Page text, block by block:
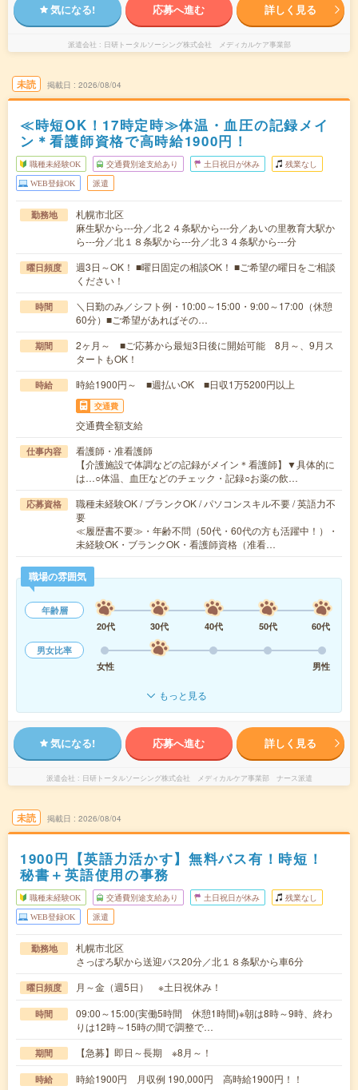
気になる! 応募へ進む 詳しく見る
派遣会社 日研トータルソーシング株式会社 メディカルケア事業部
未読 掲載日 2026/08/04
≪時短OK！17時定時≫体温・血圧の記録メイ
ン＊看護師資格で高時給1900円！
職種未経験OK 交通費別途支給あり 土日祝日が休み 残業なし
WEB登録OK 派遣
勤務地
札幌市北区
麻生駅から---分／北２４条駅から---分／あいの里教育大駅か
ら---分／北１８条駅から---分／北３４条駅から---分
曜日頻度
週3日～OK！ ■曜日固定の相談OK！ ■ご希望の曜日をご相談
ください！
時間
＼日勤のみ／シフト例・10:00～15:00・9:00～17:00（休憩
60分）■ご希望があればその…
期間
2ヶ月～ ■ご応募から最短3日後に開始可能 8月～、9月ス
タートもOK！
時給 時給1900円～ ■週払いOK ■日収1万5200円以上
交通費
交通費全額支給
仕事内容
看護師・准看護師
【介護施設で体調などの記録がメイン＊看護師】▼具体的に
は…○体温、血圧などのチェック・記録○お薬の飲…
応募資格
職種未経験OK / ブランクOK / パソコンスキル不要 / 英語力不
要
≪履歴書不要≫・年齢不問（50代・60代の方も活躍中！）・
未経験OK・ブランクOK・看護師資格（准看…
職場の雰囲気
年齢層
20代
30代 40代 50代
60代
男女比率
女性
男性
もっと見る
気になる! 応募へ進む 詳しく見る
派遣会社 日研トータルソーシング株式会社 メディカルケア事業部 ナース派遣
未読 掲載日 2026/08/04
1900円【英語力活かす】無料バス有！時短！
秘書＋英語使用の事務
職種未経験OK 交通費別途支給あり 土日祝日が休み 残業なし
WEB登録OK 派遣
勤務地
札幌市北区
さっぽろ駅から送迎バス20分／北１８条駅から車6分
曜日頻度 月～金（週5日） ※土日祝休み！
時間
09:00～15:00(実働5時間 休憩1時間)※朝は8時～9時、終わ
りは12時～15時の間で調整で…
期間 【急募】即日～長期 ※8月～！
時給 時給1900円 月収例 190,000円 高時給1900円！！